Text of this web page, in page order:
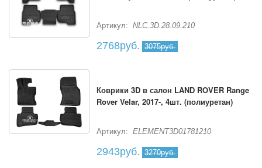
Артикул: NLC.3D.28.09.210
2768руб. 3075руб.
Коврики 3D в салон LAND ROVER Range
Rover Velar, 2017-, 4шт. (полиуретан)
Артикул: ELEMENT3D01781210
2943руб. 3270руб.